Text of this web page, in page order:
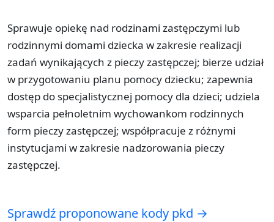
Sprawuje opiekę nad rodzinami zastępczymi lub
rodzinnymi domami dziecka w zakresie realizacji
zadań wynikających z pieczy zastępczej; bierze udział
w przygotowaniu planu pomocy dziecku; zapewnia
dostęp do specjalistycznej pomocy dla dzieci; udziela
wsparcia pełnoletnim wychowankom rodzinnych
form pieczy zastępczej; współpracuje z różnymi
instytucjami w zakresie nadzorowania pieczy
zastępczej.
Sprawdź proponowane kody pkd →